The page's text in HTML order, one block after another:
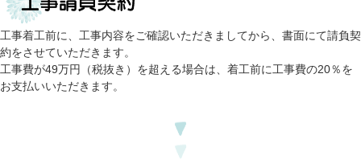
工事着工前に、工事内容をご確認いただきましてから、書面にて請負契
約をさせていただきます。
工事費が49万円（税抜き）を超える場合は、着工前に工事費の20％を
お支払いいただきます。